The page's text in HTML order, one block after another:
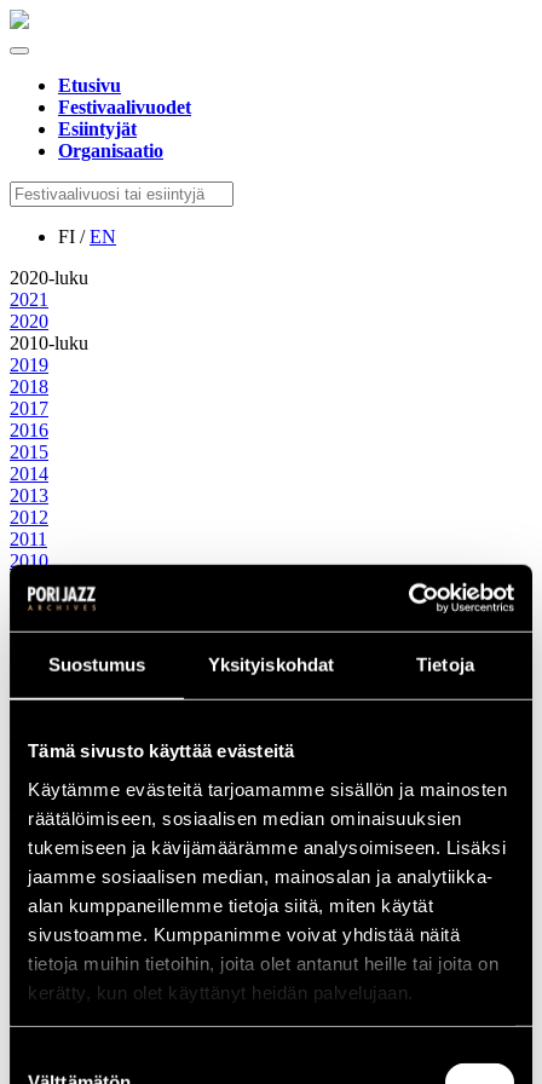
Suostumus Yksityiskohdat Tietoja
Tämä sivusto käyttää evästeitä
Käytämme evästeitä tarjoamamme sisällön ja mainosten
räätälöimiseen, sosiaalisen median ominaisuuksien
tukemiseen ja kävijämäärämme analysoimiseen. Lisäksi
jaamme sosiaalisen median, mainosalan ja analytiikka-
alan kumppaneillemme tietoja siitä, miten käytät
sivustoamme. Kumppanimme voivat yhdistää näitä
tietoja muihin tietoihin, joita olet antanut heille tai joita on
kerätty, kun olet käyttänyt heidän palvelujaan.
Etusivu
Festivaalivuodet
Esiintyjät
Organisaatio
FI /EN
2020-luku
2021
2020
2010-luku
2019
2018
2017
2016
2015
2014
2013
2012
2011
2010
2000-luku
2009
2008
2002
2001
2000
1990-luku
1999
1998
1997
1996
1995
1994
1993
1992